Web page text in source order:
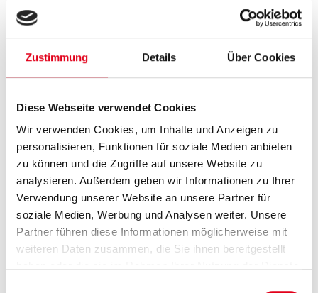
Zustimmung Details Über Cookies
Diese Webseite verwendet Cookies
Wir verwenden Cookies, um Inhalte und Anzeigen zu
personalisieren, Funktionen für soziale Medien anbieten
zu können und die Zugriffe auf unsere Website zu
analysieren. Außerdem geben wir Informationen zu Ihrer
Verwendung unserer Website an unsere Partner für
soziale Medien, Werbung und Analysen weiter. Unsere
Partner führen diese Informationen möglicherweise mit
weiteren Daten zusammen, die Sie ihnen bereitgestellt
Alter und Fütterungskonzept empfehlen wir nun die
Fütterung eines PreLayers. Anschließend folgt die Gabe
eines speziellen Legehennenfutters, das auf die
gewünschten Haltungs-Ergebnisse abgestimmt ist. Die
Mifuma Alleinfuttermittel und die Ergänzungsfutter für
Energie, Kalzium und Mineralstoffen abgestimmt und
unterstützen das optimale Wachstum und die Eiproduktion.
Unser Ziel sind ideale Ergebnisse.
Unser abgestimmtes Futtersortiment
für beste Ergebnisse
Das Futter und die Fütterung der Legehennen sollten an
die betriebsspezifischen Gegebenheiten angepasst
werden. Unsere Basisfutter LS Gold und LS Pro NK
können je nach Betriebsgröße und individuellen